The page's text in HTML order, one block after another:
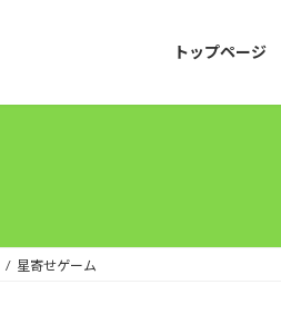
トップページ
星寄せゲーム